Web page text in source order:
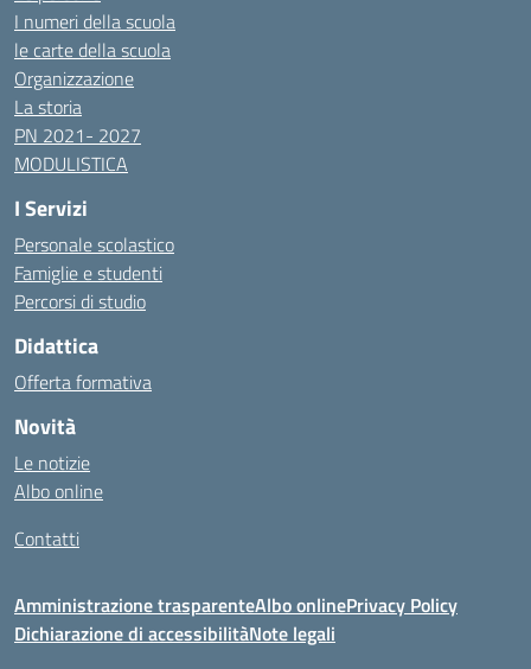
I numeri della scuola
le carte della scuola
Organizzazione
La storia
PN 2021- 2027
MODULISTICA
I Servizi
Personale scolastico
Famiglie e studenti
Percorsi di studio
Didattica
Offerta formativa
Novità
Le notizie
Albo online
Contatti
Amministrazione trasparenteAlbo onlinePrivacy Policy
Dichiarazione di accessibilitàNote legali